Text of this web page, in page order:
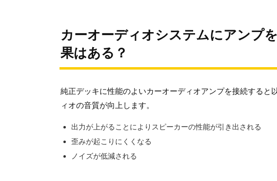
カーオーディオシステムにアンプ
果はある？
純正デッキに性能のよいカーオーディオアンプを接続すると
ィオの音質が向上します。
出力が上がることによりスピーカーの性能が引き出される
歪みが起こりにくくなる
ノイズが低減される